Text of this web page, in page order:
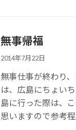
無事帰福
2014年7月22日
無事仕事が終わり
は、広島にちょい
島に行った際は、
思いますので参考